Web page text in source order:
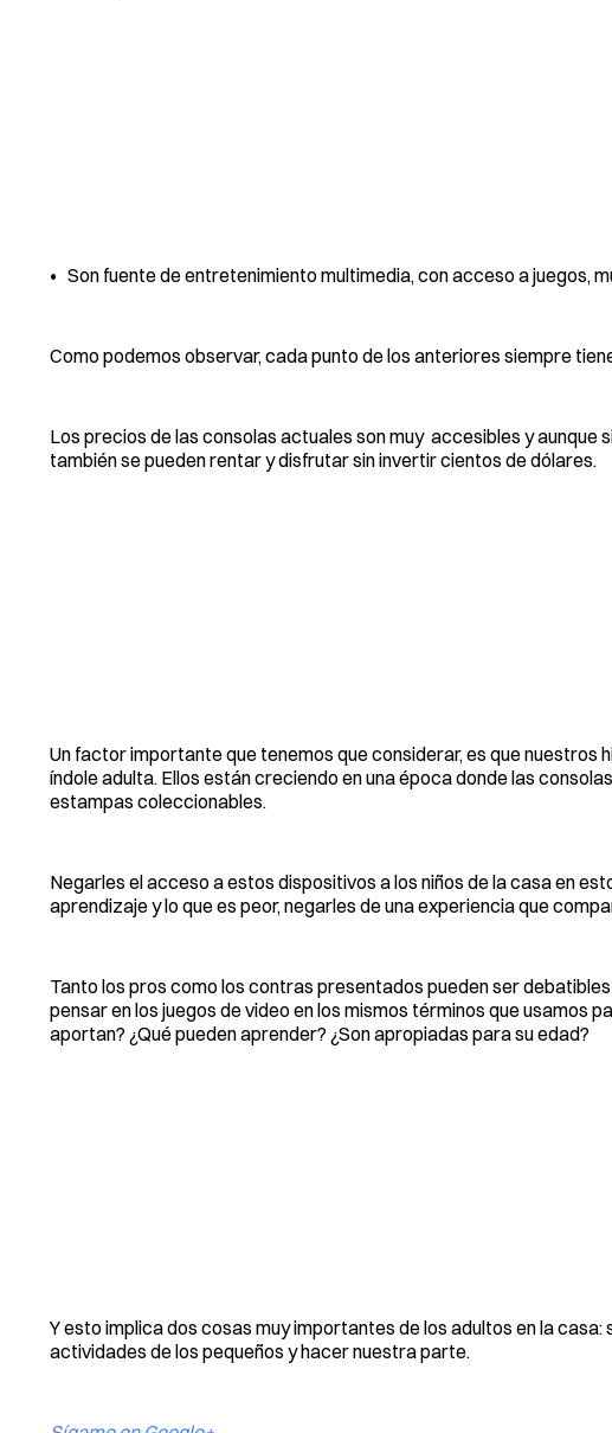
• Son fuente de entretenimiento multimedia, con acceso a juegos,
Como podemos observar, cada punto de los anteriores siempre
Los precios de las consolas actuales son muy accesibles y
también se pueden rentar y disfrutar sin invertir cientos de dólares.
Un factor importante que tenemos que considerar, es que
índole adulta. Ellos están creciendo en una época donde las
estampas coleccionables.
Negarles el acceso a estos dispositivos a los niños de la casa en
aprendizaje y lo que es peor, negarles de una experiencia que
Tanto los pros como los contras presentados pueden ser
pensar en los juegos de video en los mismos términos que usamos
aportan? ¿Qué pueden aprender? ¿Son apropiadas para su edad?
Y esto implica dos cosas muy importantes de los adultos en la
actividades de los pequeños y hacer nuestra parte.